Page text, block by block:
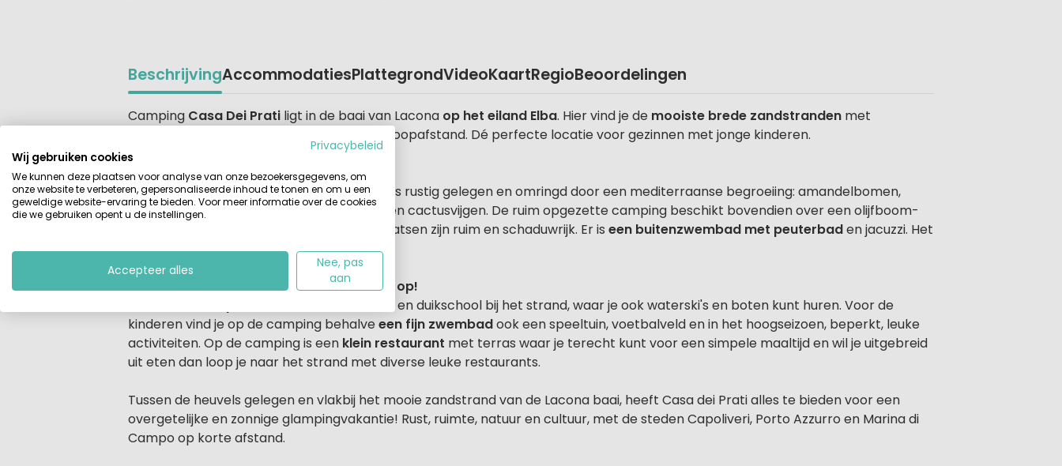
BeschrijvingAccommodatiesPlattegrondVideoKaartRegioBeoordelingen
Beschrijving
Camping Casa Dei Prati ligt in de baai van Lacona op het eiland Elba. Hier vind je de mooiste brede zandstranden met
langzaam aflopende zee op 5-10 minuten loopafstand. Dé perfecte locatie voor gezinnen met jonge kinderen.
Glamping op Elba?
Deze kleinschalige camping Casa dei Prati is rustig gelegen en omringd door een mediterraanse begroeiing: amandelbomen,
pijnbomen en eucalyptusbomen, mimosa en cactusvijgen. De ruim opgezette camping beschikt bovendien over een olijfboom-
en wijngaard die nog productief zijn. De plaatsen zijn ruim en schaduwrijk. Er is een buitenzwembad met peuterbaden jacuzzi. Het
sanitair is gerenoveerd.
Watersporters en waterratjes kom maar op!
is er een zeilschool en duikschool bij het strand, waar je ook waterski's en boten kunt huren. Voor de
kinderen vind je op de camping behalveeen fijn zwembadook een speeltuin, voetbalveld en in het hoogseizoen, beperkt, leuke
activiteiten. Op de camping is een klein restaurant met terras waar je terecht kunt voor een simpele maaltijd en wil je uitgebreid
uit eten dan loop je naar het strand met diverse leuke restaurants.
Tussen de heuvels gelegen en vlakbij het mooie zandstrand van de Lacona baai, heeft Casa dei Prati alles te bieden voor een
overgetelijke en zonnige glampingvakantie! Rust, ruimte, natuur en cultuur, met de steden Capoliveri, Porto Azzurro en Marina di
Campo op korte afstand.
Privacybeleid
Wij gebruiken cookies
We kunnen deze plaatsen voor analyse van onze bezoekersgegevens, om
onze website te verbeteren, gepersonaliseerde inhoud te tonen en om u een
geweldige website-ervaring te bieden. Voor meer informatie over de cookies
die we gebruiken opent u de instellingen.
Accepteer alles
Nee, pas
aan